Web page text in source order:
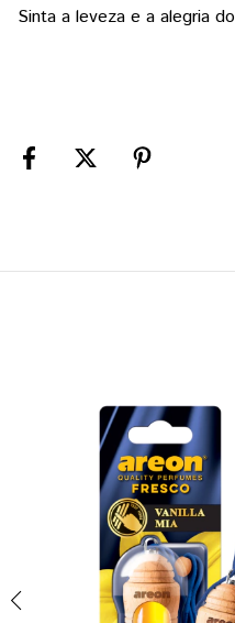
Sinta a leveza e a alegria do